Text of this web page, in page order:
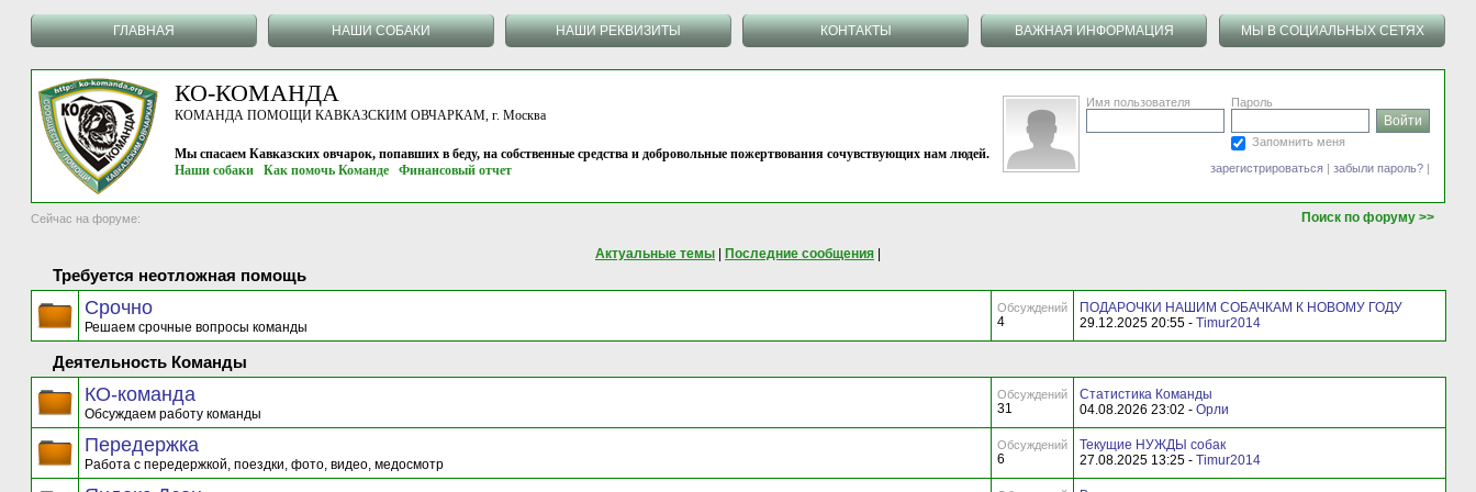
ГЛАВНАЯ НАШИ СОБАКИ НАШИ РЕКВИЗИТЫ КОНТАКТЫ ВАЖНАЯ ИНФОРМАЦИЯ МЫ В СОЦИАЛЬНЫХ СЕТЯХ
КО-КОМАНДА
КОМАНДА ПОМОЩИ КАВКАЗСКИМ ОВЧАРКАМ, г. Москва
Мы спасаем Кавказских овчарок, попавших в беду, на собственные средства и добровольные пожертвования сочувствующих нам людей.
Наши собаки
Как помочь Команде Финансовый отчет
Имя пользователя Пароль
Запомнить меня
зарегистрироваться | забыли пароль? |
Сейчас на форуме: Поиск по форуму >>
Актуальные темы Последние сообщения
Требуется неотложная помощь
Срочно
Решаем срочные вопросы команды
Обсуждений
4
ПОДАРОЧКИ НАШИМ СОБАЧКАМ К НОВОМУ ГОДУ
29.12.2025 20:55 - Timur2014
Деятельность Команды
КО-команда
Обсуждаем работу команды
Обсуждений
31
Статистика Команды
04.08.2026 23:02 - Орли
Передержка
Работа с передержкой, поездки, фото, видео, медосмотр
Обсуждений
6
Текущие НУЖДЫ собак
27.08.2025 13:25 - Timur2014